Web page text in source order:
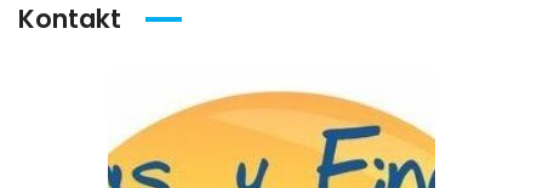
Kontakt